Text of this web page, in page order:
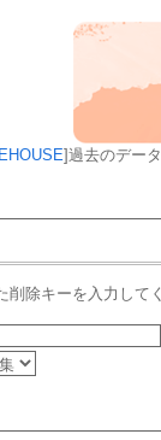
]過去のデータ
削除キーを入力して